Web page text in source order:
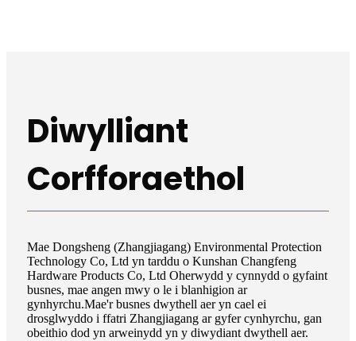
Diwylliant
Corfforaethol
Mae Dongsheng (Zhangjiagang) Environmental Protection
Technology Co, Ltd yn tarddu o Kunshan Changfeng
Hardware Products Co, Ltd Oherwydd y cynnydd o gyfaint
busnes, mae angen mwy o le i blanhigion ar
gynhyrchu.Mae'r busnes dwythell aer yn cael ei
drosglwyddo i ffatri Zhangjiagang ar gyfer cynhyrchu, gan
obeithio dod yn arweinydd yn y diwydiant dwythell aer.